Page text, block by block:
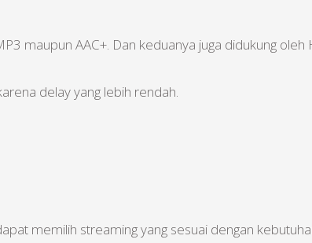
maupun AAC+. Dan keduanya juga didukung oleh
delay yang lebih rendah.
memilih streaming yang sesuai dengan